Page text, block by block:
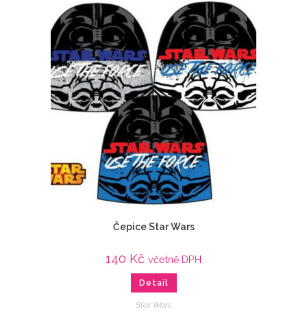
Čepice Star Wars
140 Kč včetně DPH
Detail
Star Wars